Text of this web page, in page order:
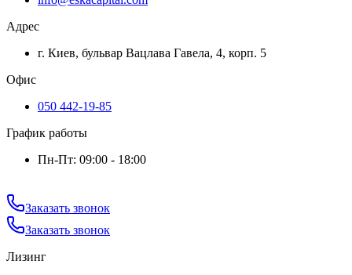
Адрес
г. Киев, бульвар Вацлава Гавела, 4, корп. 5
Офис
050 442-19-85
График работы
Пн-Пт: 09:00 - 18:00
Заказать звонок
Заказать звонок
Лизинг